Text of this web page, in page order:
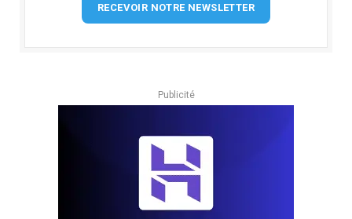
RECEVOIR NOTRE NEWSLETTER
Publicité